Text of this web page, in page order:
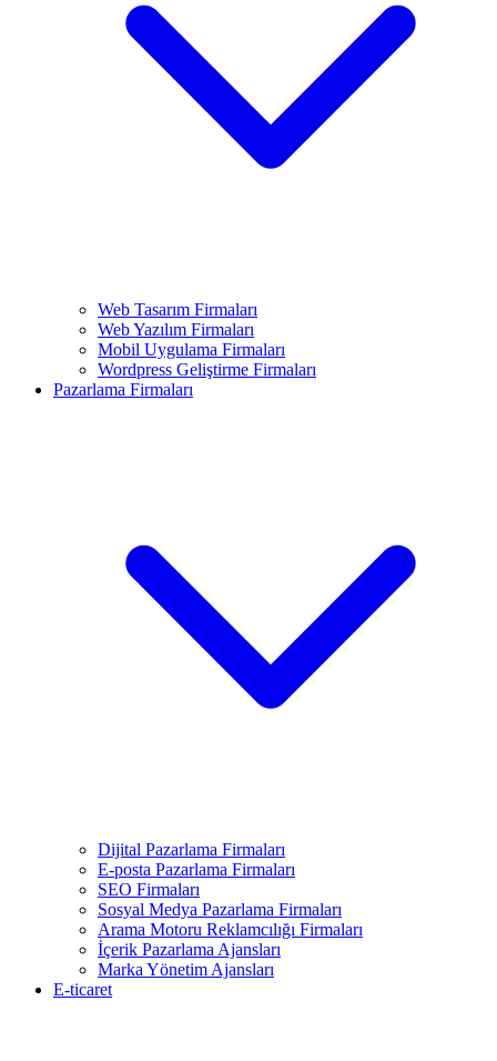
Web Tasarım Firmaları
Web Yazılım Firmaları
Mobil Uygulama Firmaları
Wordpress Geliştirme Firmaları
Pazarlama Firmaları
Dijital Pazarlama Firmaları
E-posta Pazarlama Firmaları
SEO Firmaları
Sosyal Medya Pazarlama Firmaları
Arama Motoru Reklamcılığı Firmaları
İçerik Pazarlama Ajansları
Marka Yönetim Ajansları
E-ticaret